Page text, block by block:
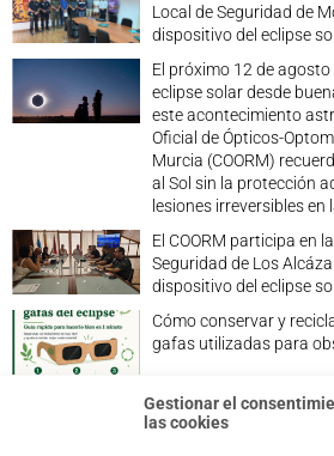
Gestionar el
las cookies
Local de Seguridad de
dispositivo del eclipse
El próximo 12 de
eclipse solar desde
este acontecimiento
Oficial de Ópticos-
Murcia (COORM)
al Sol sin la protección
lesiones irreversibles en
El COORM participa en
Seguridad de Los
dispositivo del eclipse
Cómo conservar y
gafas utilizadas para